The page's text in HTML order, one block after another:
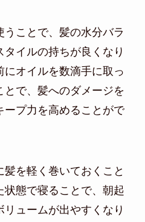
ことで、髪の水分バラ
イルの持ちが良くなり
にオイルを数滴手に取っ
で、髪へのダメージを
ープ力を高めることがで
を軽く巻いておくこと
態で寝ることで、朝起
ュームが出やすくなり